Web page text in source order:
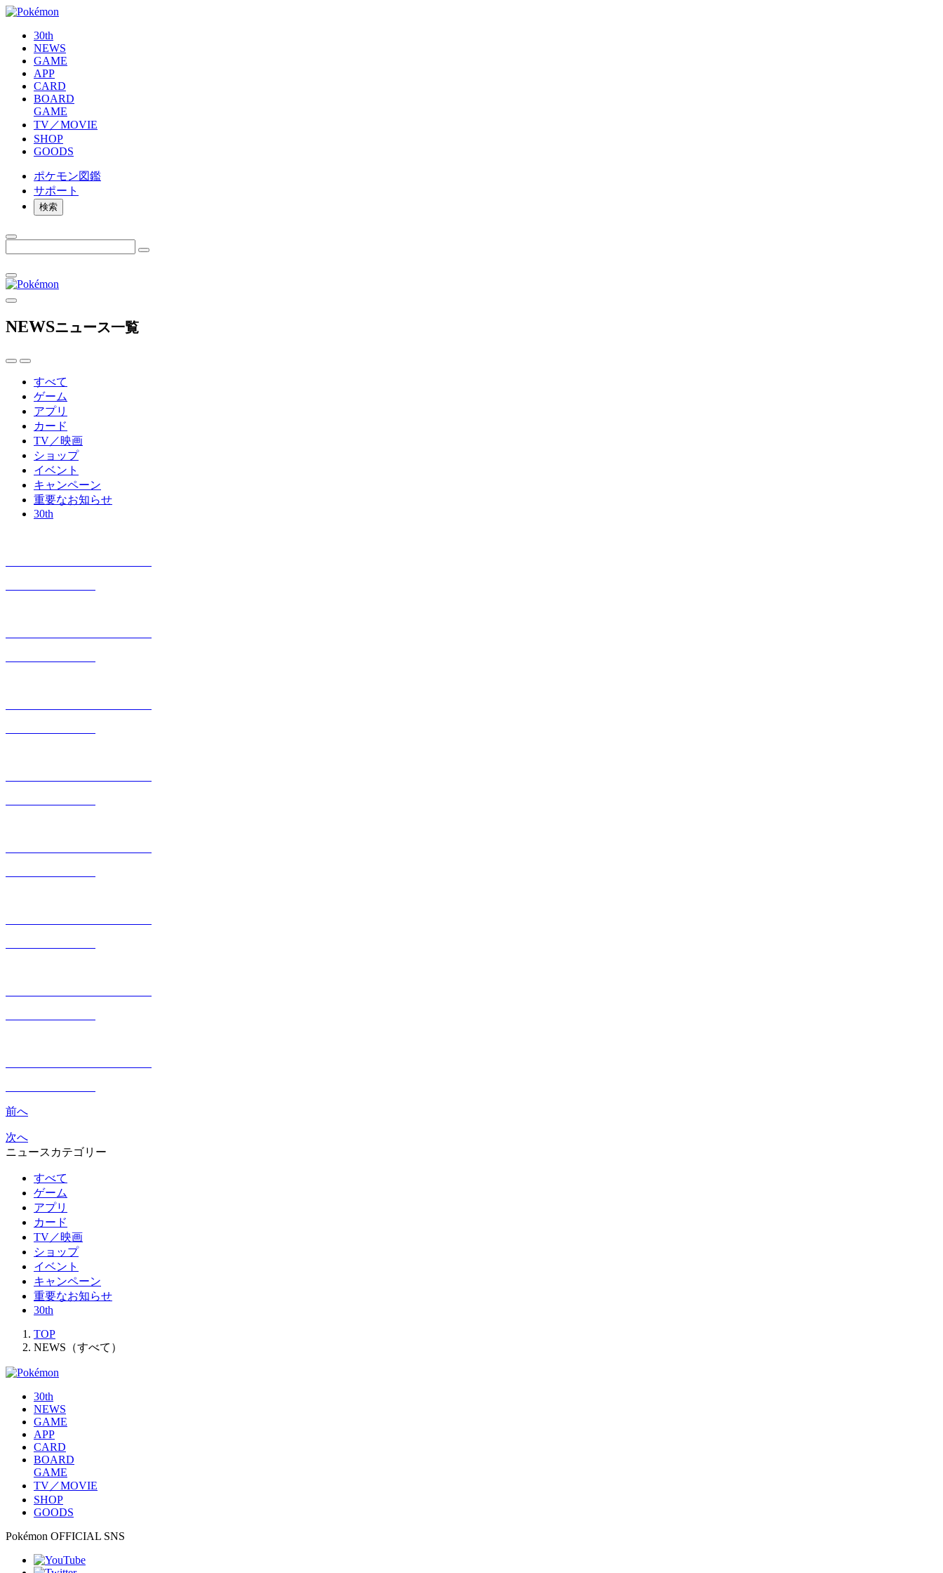
30th
NEWS
GAME
APP
CARD
BOARD
GAME
TV／MOVIE
SHOP
GOODS
ポケモン図鑑
サポート
検索
NEWSニュース一覧
すべて
ゲーム
アプリ
カード
TV／映画
ショップ
イベント
キャンペーン
重要なお知らせ
30th
前へ
次へ
ニュースカテゴリー
すべて
ゲーム
アプリ
カード
TV／映画
ショップ
イベント
キャンペーン
重要なお知らせ
30th
TOP
NEWS（すべて）
30th
NEWS
GAME
APP
CARD
BOARD
GAME
TV／MOVIE
SHOP
GOODS
Pokémon OFFICIAL SNS